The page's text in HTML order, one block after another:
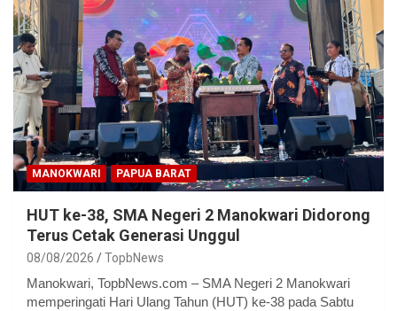
MANOKWARI PAPUA BARAT
HUT ke-38, SMA Negeri 2 Manokwari Didorong
Terus Cetak Generasi Unggul
08/08/2026 TopbNews
Manokwari, TopbNews.com – SMA Negeri 2 Manokwari
memperingati Hari Ulang Tahun (HUT) ke-38 pada Sabtu